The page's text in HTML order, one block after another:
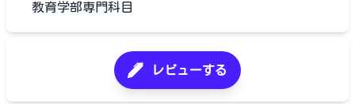
教育学部専門科目
レビューする